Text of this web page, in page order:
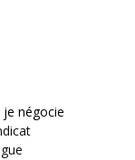
je négocie